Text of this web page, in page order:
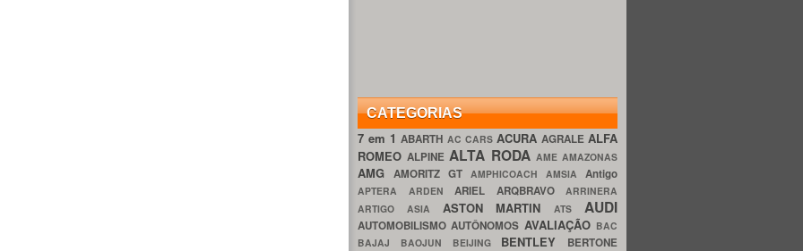
CATEGORIAS
7 em 1ABARTH AC CARS ACURA AGRALE ALFA
ROMEOALPINEALTA RODA AME AMAZONAS
AMG AMORITZ GT AMPHICOACH AMSIA Antigo
APTERA ARDEN ARIEL ARQBRAVO ARRINERA
ARTIGO ASIA ASTON MARTINATS AUDI
AUTOMOBILISMOAUTÔNOMOS AVALIAÇÃO BAC
BAJAJ BAOJUN BEIJING BENTLEY BERTONE